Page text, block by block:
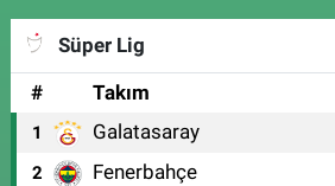
Süper Lig
#
Takım
1 Galatasaray
2 Fenerbahçe